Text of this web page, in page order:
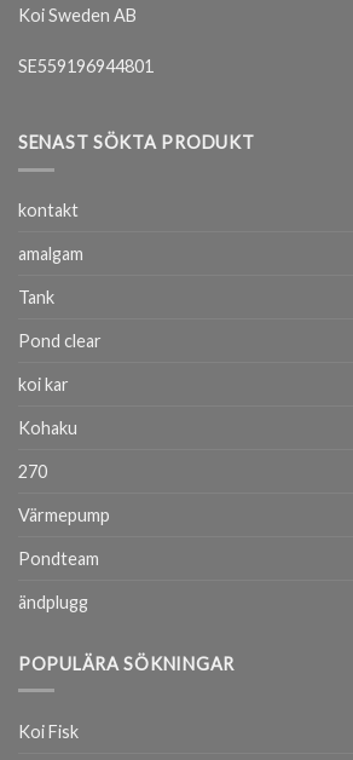
Koi Sweden AB
SE559196944801
SENAST SÖKTA PRODUKT
kontakt
amalgam
Tank
Pond clear
koi kar
Kohaku
270
Värmepump
Pondteam
ändplugg
POPULÄRA SÖKNINGAR
Koi Fisk